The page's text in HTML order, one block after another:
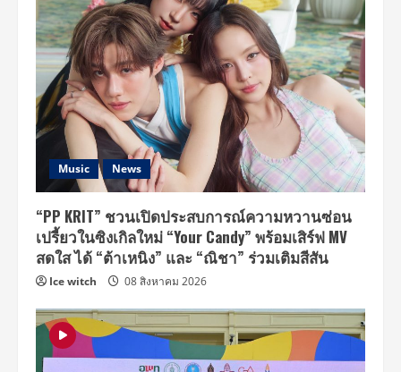
Music News
“PP KRIT” ชวนเปิดประสบการณ์ความหวานซ่อน
เปรี้ยวในซิงเกิลใหม่ “Your Candy” พร้อมเสิร์ฟ MV
สดใส ได้ “ต้าเหนิง” และ “ณิชา” ร่วมเติมสีสัน
Ice witch 08 สิงหาคม 2026